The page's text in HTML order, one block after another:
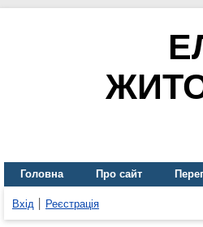
Головна Про сайт
Вхід Реєстрація